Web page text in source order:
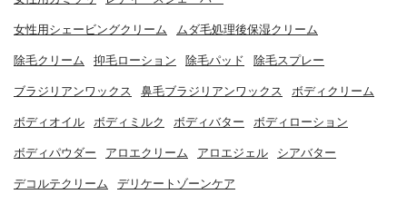
女性用シェービングクリーム ムダ毛処理後保湿クリーム
除毛クリーム 抑毛ローション 除毛パッド 除毛スプレー
ブラジリアンワックス 鼻毛ブラジリアンワックス ボディクリーム
ボディオイル ボディミルク ボディバター ボディローション
ボディパウダー アロエクリーム アロエジェル シアバター
デコルテクリーム デリケートゾーンケア